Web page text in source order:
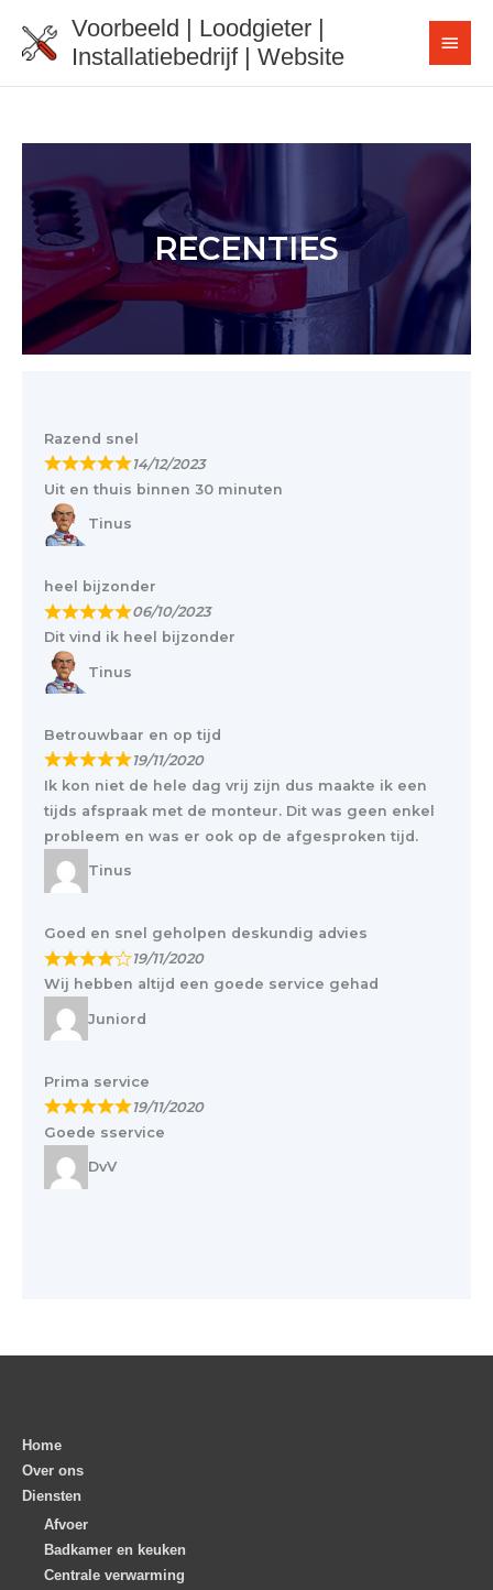
naar
inhoud
Voorbeeld | Loodgieter |
Installatiebedrijf | Website
RECENTIES
Razend snel
14/12/2023
Uit en thuis binnen 30 minuten
Tinus
heel bijzonder
06/10/2023
Dit vind ik heel bijzonder
Tinus
Betrouwbaar en op tijd
19/11/2020
Ik kon niet de hele dag vrij zijn dus maakte ik een
tijds afspraak met de monteur. Dit was geen enkel
probleem en was er ook op de afgesproken tijd.
Tinus
Goed en snel geholpen deskundig advies
19/11/2020
Wij hebben altijd een goede service gehad
Juniord
Prima service
19/11/2020
Goede sservice
DvV
Home
Over ons
Diensten
Afvoer
Badkamer en keuken
Centrale verwarming